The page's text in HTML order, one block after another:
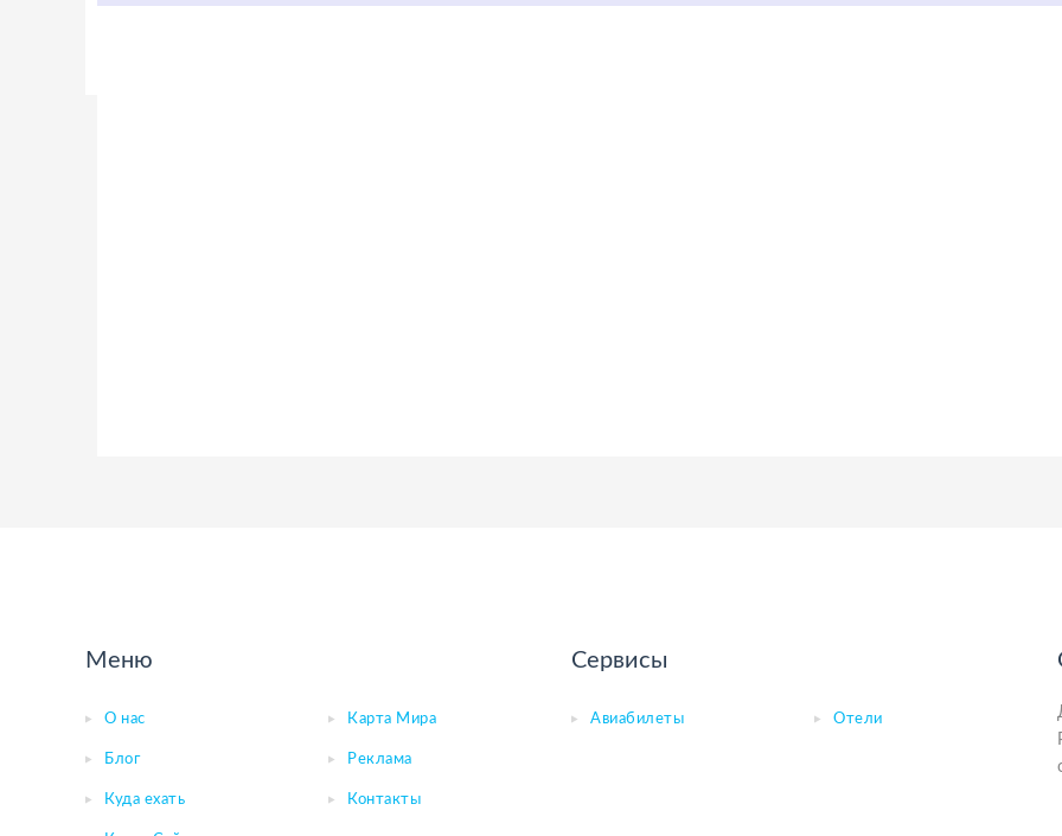
Меню
О нас Карта Мира
Блог Реклама
Куда ехать Контакты
Сервисы
Авиабилеты Отели